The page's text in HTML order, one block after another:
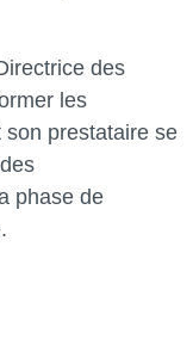
des
les
prestataire se
phase de